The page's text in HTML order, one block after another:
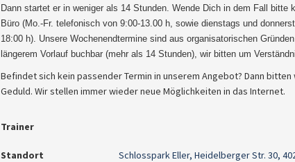
Dann startet er in weniger als 14 Stunden. Wende Dich in dem Fall bitte
Büro (Mo.-Fr. telefonisch von 9:00-13.00 h, sowie dienstags und
18:00 h). Unsere Wochenendtermine sind aus organisatorischen
längerem Vorlauf buchbar (mehr als 14 Stunden), wir bitten um
Befindet sich kein passender Termin in unserem Angebot? Dann bitten
Geduld. Wir stellen immer wieder neue Möglichkeiten in das Internet.
Trainer
Standort Schlosspark Eller, Heidelberger Str. 30,